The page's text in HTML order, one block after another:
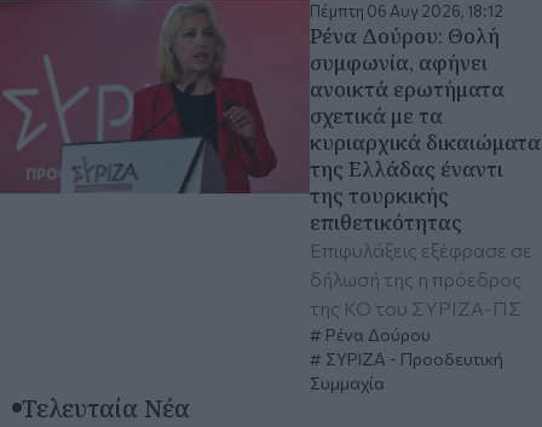
Πέμπτη 06 Αυγ 2026, 18:12
Ρένα Δούρου: Θολή
συμφωνία, αφήνει
ανοικτά ερωτήματα
σχετικά με τα
κυριαρχικά δικαιώματα
της Ελλάδας έναντι
της τουρκικής
επιθετικότητας
Επιφυλάξεις εξέφρασε σε
δήλωσή της η πρόεδρος
της ΚΟ του ΣΥΡΙΖΑ-ΠΣ
Ρένα Δούρου
ΣΥΡΙΖΑ - Προοδευτική
Συμμαχία
Τελευταία Νέα